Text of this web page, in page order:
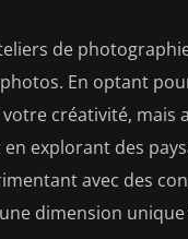
de
En optant
créativité, mais
explorant des
avec des
dimension